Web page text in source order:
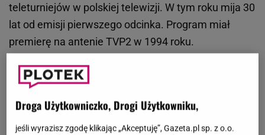
teleturniejów w polskiej telewizji. W tym roku mija 30
lat od emisji pierwszego odcinka. Program miał
premierę na antenie TVP2 w 1994 roku.
Karol Strasburger
poczucia humoru. W każdym z odcinków raczy
uczestników żartem prowadzącego. Co ciekawe,
pierwotnie w tej roli widziano kogoś zupełnie innego.
Droga Użytkowniczko, Drogi Użytkowniku,
jeśli wyrazisz zgodę klikając „Akceptuję”, Gazeta.pl sp. z o.o.